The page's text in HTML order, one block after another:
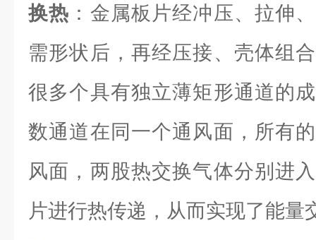
换热 ：金属板片经冲压、拉伸
需形状后，再经压接、壳体组
很多个具有独立薄矩形通道的
数通道在同一个通风面，所有
风面，两股热交换气体分别进
片进行热传递，从而实现了能量